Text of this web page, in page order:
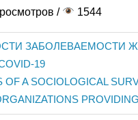
/ 1544
ЗАБОЛЕВАЕМОСТИ
19
OF A SOCIOLOGICAL